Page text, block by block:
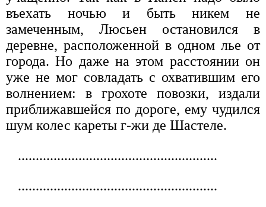
въехать ночью и быть никем не
замеченным, Люсьен остановился в
деревне, расположенной в одном лье от
города. Но даже на этом расстоянии он
уже не мог совладать с охватившим его
волнением: в грохоте повозки, издали
приближавшейся по дороге, ему чудился
шум колес кареты г-жи де Шастеле.
........................................................
........................................................